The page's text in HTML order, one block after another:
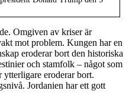
Omgiven av kriser är
mot problem. Kungen har en
eroderar bort den historiska
och stamfolk – något som
eroderar bort.
Jordanien har ett gott